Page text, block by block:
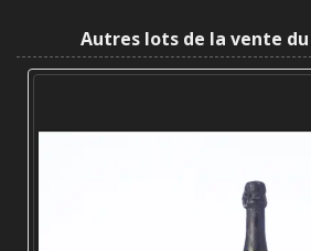
Autres lots de la vente du